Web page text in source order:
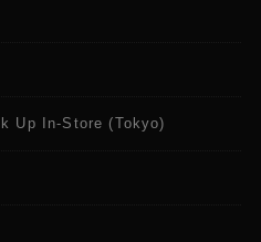
Up In-Store (Tokyo)